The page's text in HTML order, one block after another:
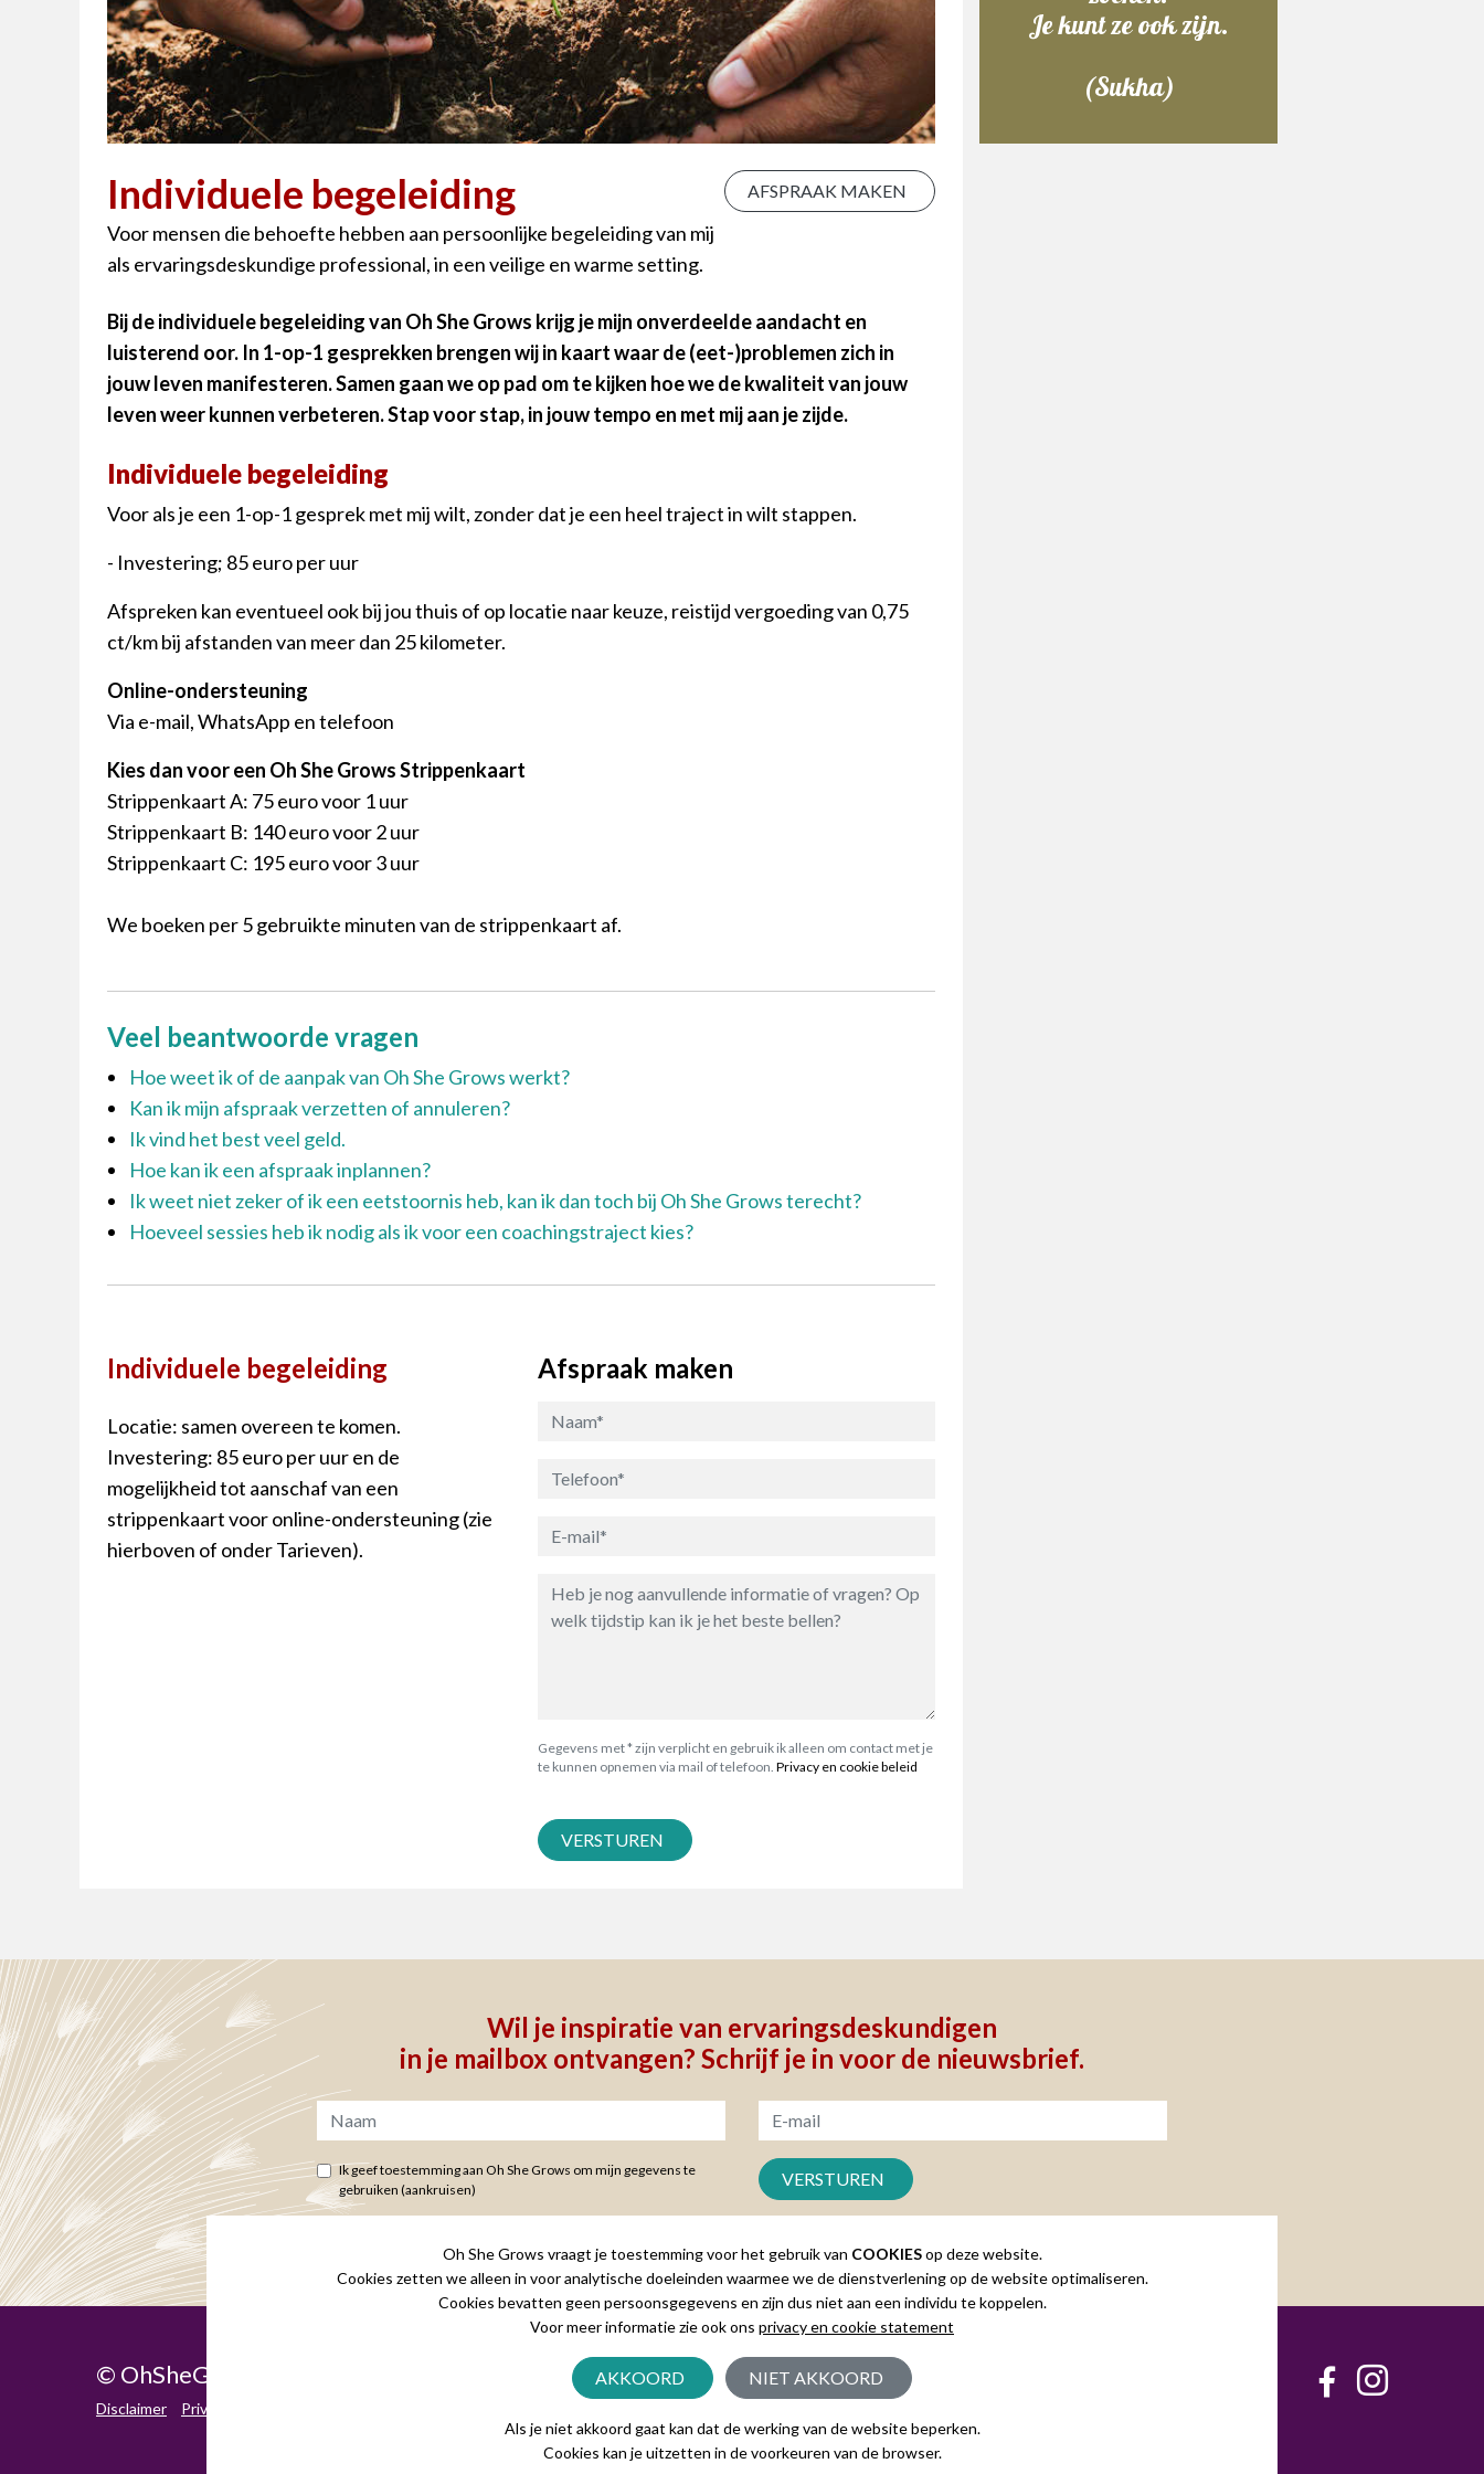
Individuele begeleiding
Voor mensen die behoefte hebben aan persoonlijke begeleiding van mij
als ervaringsdeskundige professional, in een veilige en warme setting.
AFSPRAAK MAKEN
Bij de individuele begeleiding van Oh She Grows krijg je mijn onverdeelde aandacht en
luisterend oor. In 1-op-1 gesprekken brengen wij in kaart waar de (eet-)problemen zich in
jouw leven manifesteren. Samen gaan we op pad om te kijken hoe we de kwaliteit van jouw
leven weer kunnen verbeteren. Stap voor stap, in jouw tempo en met mij aan je zijde.
Individuele begeleiding
Voor als je een 1-op-1 gesprek met mij wilt, zonder dat je een heel traject in wilt stappen.
- Investering; 85 euro per uur
Afspreken kan eventueel ook bij jou thuis of op locatie naar keuze, reistijd vergoeding van 0,75
ct/km bij afstanden van meer dan 25 kilometer.
Online-ondersteuning
Via e-mail, WhatsApp en telefoon
Kies dan voor een Oh She Grows Strippenkaart
Strippenkaart A: 75 euro voor 1 uur
Strippenkaart B: 140 euro voor 2 uur
Strippenkaart C: 195 euro voor 3 uur
We boeken per 5 gebruikte minuten van de strippenkaart af.
Veel beantwoorde vragen
Hoe weet ik of de aanpak van Oh She Grows werkt?
Kan ik mijn afspraak verzetten of annuleren?
Ik vind het best veel geld.
Hoe kan ik een afspraak inplannen?
Ik weet niet zeker of ik een eetstoornis heb, kan ik dan toch bij Oh She Grows terecht?
Hoeveel sessies heb ik nodig als ik voor een coachingstraject kies?
Individuele begeleiding
Locatie: samen overeen te komen.
Investering: 85 euro per uur en de
mogelijkheid tot aanschaf van een
strippenkaart voor online-ondersteuning (zie
hierboven of onder Tarieven).
Afspraak maken
Gegevens met * zijn verplicht en gebruik ik alleen om contact met je
te kunnen opnemen via mail of telefoon. Privacy en cookie beleid
VERSTUREN
Je kunt ze ook zijn.
(Sukha)
Wil je inspiratie van ervaringsdeskundigen
in je mailbox ontvangen? Schrijf je in voor de nieuwsbrief.
Ik geef toestemming aan Oh She Grows om mijn gegevens te
gebruiken (aankruisen)
© OhSheGrows Email: info@ohshegrows.nl
Disclaimer Privacy statement
Oh She Grows vraagt je toestemming voor het gebruik van COOKIESop deze website.
Cookies zetten we alleen in voor analytische doeleinden waarmee we de dienstverlening op de website optimaliseren.
Cookies bevatten geen persoonsgegevens en zijn dus niet aan een individu te koppelen.
Voor meer informatie zie ook ons privacy en cookie statement
AKKOORD NIET AKKOORD
Als je niet akkoord gaat kan dat de werking van de website beperken.
Cookies kan je uitzetten in de voorkeuren van de browser.